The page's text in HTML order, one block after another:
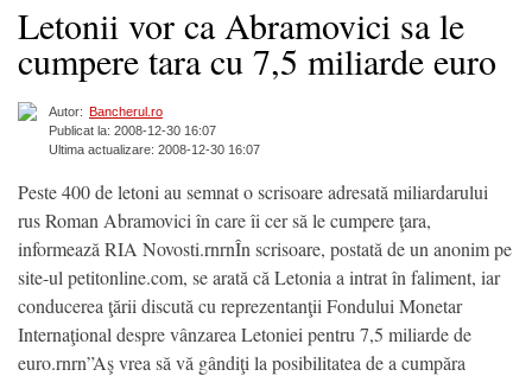
Letonii vor ca Abramovici sa le
cumpere tara cu 7,5 miliarde euro
Autor: Bancherul.ro
Publicat la: 2008-12-30 16:07
Ultima actualizare: 2008-12-30 16:07
Peste 400 de letoni au semnat o scrisoare adresată miliardarului
rus Roman Abramovici în care îi cer să le cumpere ţara,
informează RIA Novosti.rnrnÎn scrisoare, postată de un anonim pe
site-ul petitonline.com, se arată că Letonia a intrat în faliment, iar
conducerea ţării discută cu reprezentanţii Fondului Monetar
Internaţional despre vânzarea Letoniei pentru 7,5 miliarde de
euro.rnrn”Aş vrea să vă gândiţi la posibilitatea de a cumpăra